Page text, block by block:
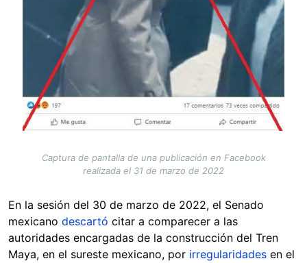
Captura de pantalla de una publicación en Facebook
realizada el 31 de marzo de 2022
En la sesión del 30 de marzo de 2022, el Senado
mexicano descartó citar a comparecer a las
autoridades encargadas de la construcción del Tren
Maya, en el sureste mexicano, por irregularidades en el